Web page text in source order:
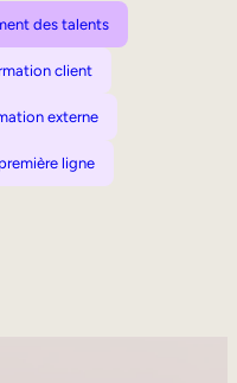
des talents
client
externe
ligne